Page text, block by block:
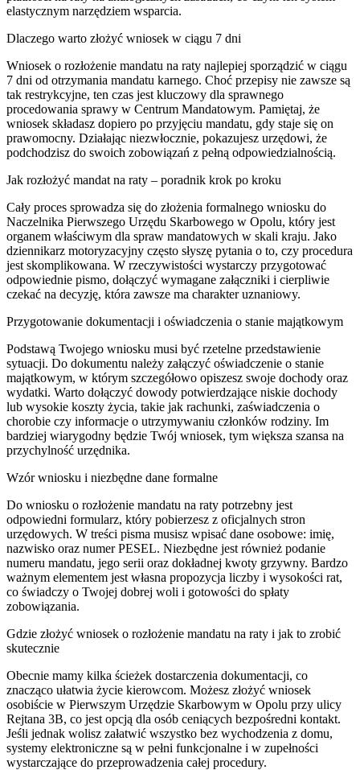
elastycznym narzędziem wsparcia.
Dlaczego warto złożyć wniosek w ciągu 7 dni
Wniosek o rozłożenie mandatu na raty najlepiej sporządzić w ciągu
7 dni od otrzymania mandatu karnego. Choć przepisy nie zawsze są
tak restrykcyjne, ten czas jest kluczowy dla sprawnego
procedowania sprawy w Centrum Mandatowym. Pamiętaj, że
wniosek składasz dopiero po przyjęciu mandatu, gdy staje się on
prawomocny. Działając niezwłocznie, pokazujesz urzędowi, że
podchodzisz do swoich zobowiązań z pełną odpowiedzialnością.
Jak rozłożyć mandat na raty – poradnik krok po kroku
Cały proces sprowadza się do złożenia formalnego wniosku do
Naczelnika Pierwszego Urzędu Skarbowego w Opolu, który jest
organem właściwym dla spraw mandatowych w skali kraju. Jako
dziennikarz motoryzacyjny często słyszę pytania o to, czy procedura
jest skomplikowana. W rzeczywistości wystarczy przygotować
odpowiednie pismo, dołączyć wymagane załączniki i cierpliwie
czekać na decyzję, która zawsze ma charakter uznaniowy.
Przygotowanie dokumentacji i oświadczenia o stanie majątkowym
Podstawą Twojego wniosku musi być rzetelne przedstawienie
sytuacji. Do dokumentu należy załączyć oświadczenie o stanie
majątkowym, w którym szczegółowo opiszesz swoje dochody oraz
wydatki. Warto dołączyć dowody potwierdzające niskie dochody
lub wysokie koszty życia, takie jak rachunki, zaświadczenia o
chorobie czy informacje o utrzymywaniu członków rodziny. Im
bardziej wiarygodny będzie Twój wniosek, tym większa szansa na
przychylność urzędnika.
Wzór wniosku i niezbędne dane formalne
Do wniosku o rozłożenie mandatu na raty potrzebny jest
odpowiedni formularz, który pobierzesz z oficjalnych stron
urzędowych. W treści pisma musisz wpisać dane osobowe: imię,
nazwisko oraz numer PESEL. Niezbędne jest również podanie
numeru mandatu, jego serii oraz dokładnej kwoty grzywny. Bardzo
ważnym elementem jest własna propozycja liczby i wysokości rat,
co świadczy o Twojej dobrej woli i gotowości do spłaty
zobowiązania.
Gdzie złożyć wniosek o rozłożenie mandatu na raty i jak to zrobić
skutecznie
Obecnie mamy kilka ścieżek dostarczenia dokumentacji, co
znacząco ułatwia życie kierowcom. Możesz złożyć wniosek
osobiście w Pierwszym Urzędzie Skarbowym w Opolu przy ulicy
Rejtana 3B, co jest opcją dla osób ceniących bezpośredni kontakt.
Jeśli jednak wolisz załatwić wszystko bez wychodzenia z domu,
systemy elektroniczne są w pełni funkcjonalne i w zupełności
wystarczające do przeprowadzenia całej procedury.